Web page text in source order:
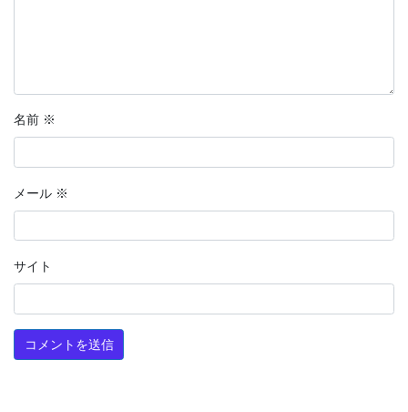
名前 ※
メール ※
サイト